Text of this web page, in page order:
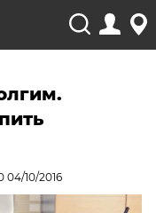
10/2016